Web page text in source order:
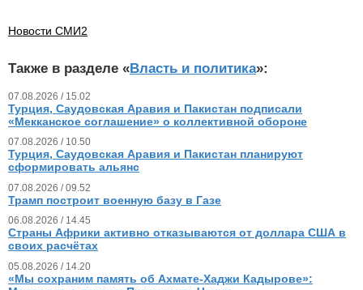
Новости СМИ2
Также в разделе «Власть и политика»:
07.08.2026 / 15.02
Турция, Саудовская Аравия и Пакистан подписали
«Мекканское соглашение» о коллективной обороне
07.08.2026 / 10.50
Турция, Саудовская Аравия и Пакистан планируют
сформировать альянс
07.08.2026 / 09.52
Трамп построит военную базу в Газе
06.08.2026 / 14.45
Страны Африки активно отказываются от доллара США в
своих расчётах
05.08.2026 / 14.20
«Мы сохраним память об Ахмате-Хаджи Кадырове»: